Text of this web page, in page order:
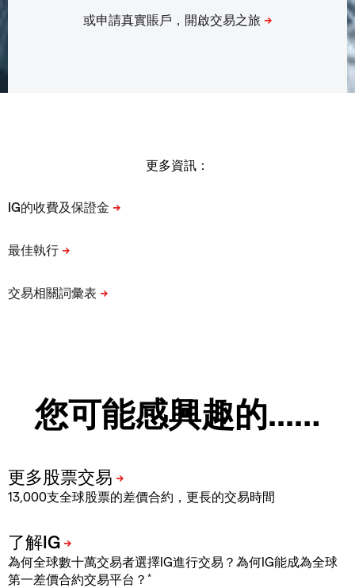
更多資訊：
您可能感興趣的...…
13,000支全球股票的差價合約，更長的交易時間
為何全球數十萬交易者選擇IG進行交易？為何IG能成為全球
第一差價合約交易平台？ *